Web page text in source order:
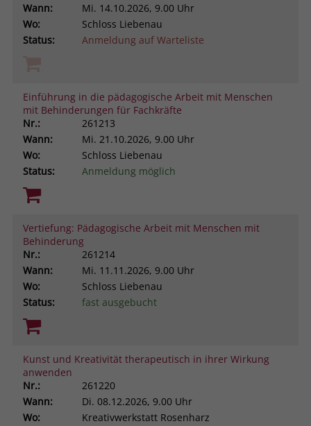
Wann:
Mi. 14.10.2026, 9.00 Uhr
Wo:
Schloss Liebenau
Status:
Anmeldung auf Warteliste
Einführung in die pädagogische Arbeit mit Menschen
mit Behinderungen für Fachkräfte
Nr.:
261213
Wann:
Mi. 21.10.2026, 9.00 Uhr
Wo:
Schloss Liebenau
Status:
Anmeldung möglich
Vertiefung: Pädagogische Arbeit mit Menschen mit
Behinderung
Nr.:
261214
Wann:
Mi. 11.11.2026, 9.00 Uhr
Wo:
Schloss Liebenau
Status:
fast ausgebucht
Kunst und Kreativität therapeutisch in ihrer Wirkung
anwenden
Nr.:
261220
Wann:
Di. 08.12.2026, 9.00 Uhr
Wo:
Kreativwerkstatt Rosenharz